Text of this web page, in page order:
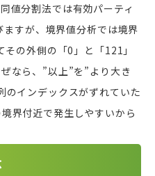
値分割法では有効パーティ
すが、境界値分析では境界
の外側の「0」と「121」
なら、”以上”を”より大き
のインデックスがずれていた
界付近で発生しやすいから